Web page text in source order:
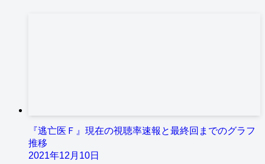
『逃亡医Ｆ』現在の視聴率速報と最終回までのグラフ
推移
2021年12月10日